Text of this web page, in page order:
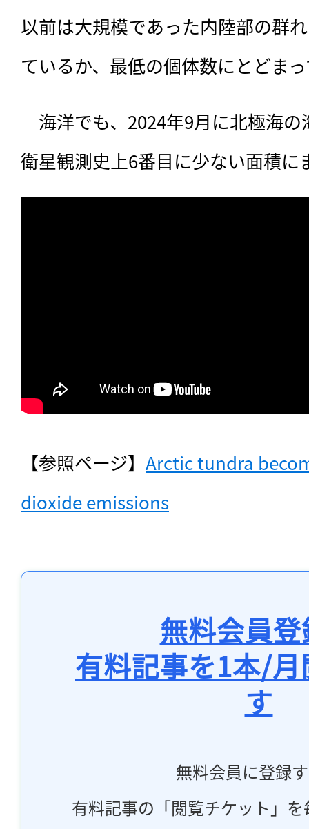
以前は大規模であった内陸部の群
ているか、最低の個体数にとどま
海洋でも、2024年9月に北極海の
衛星観測史上6番目に少ない面積に
【参照ページ】 Arctic tundra
dioxide emissions
無料会員
有料記事を1本/
す
無料会員に登録
有料記事の「閲覧チケット」